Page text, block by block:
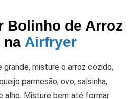
Bolinho de Arroz
na Airfryer
grande, misture o arroz cozido,
parmesão, ovo, salsinha,
alho. Misture bem até formar